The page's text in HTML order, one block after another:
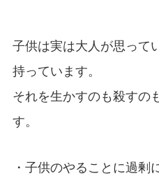
子供は実は大人が思って
持っています。
それを生かすのも殺すの
す。
・子供のやることに過剰